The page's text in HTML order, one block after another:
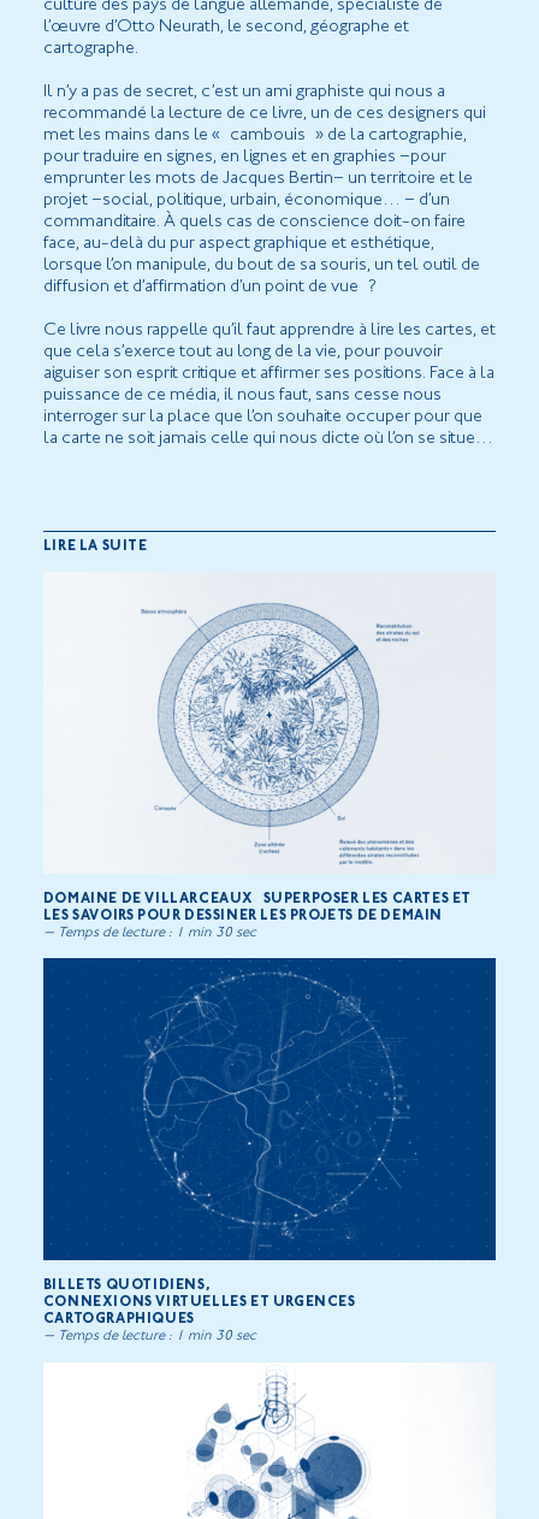
culture des pays de langue allemande, spécialiste de
l’œuvre d’Otto Neurath, le second, géographe et
cartographe.
Il n’y a pas de secret, c’est un ami graphiste qui nous a
recommandé la lecture de ce livre, un de ces designers qui
met les mains dans le « cambouis » de la cartographie,
pour traduire en signes, en lignes et en graphies –pour
emprunter les mots de Jacques Bertin– un territoire et le
projet –social, politique, urbain, économique… – d’un
commanditaire. À quels cas de conscience doit-on faire
face, au-delà du pur aspect graphique et esthétique,
lorsque l’on manipule, du bout de sa souris, un tel outil de
diffusion et d’affirmation d’un point de vue ?
Ce livre nous rappelle qu’il faut apprendre à lire les cartes, et
que cela s’exerce tout au long de la vie, pour pouvoir
aiguiser son esprit critique et affirmer ses positions. Face à la
puissance de ce média, il nous faut, sans cesse nous
interroger sur la place que l’on souhaite occuper pour que
la carte ne soit jamais celle qui nous dicte où l’on se situe…
LIRE LA SUITE
DOMAINE DE VILLARCEAUX SUPERPOSER LES CARTES ET
LES SAVOIRS POUR DESSINER LES PROJETS DE DEMAIN
— Temps de lecture : 1 min 30 sec
BILLETS QUOTIDIENS,
CONNEXIONS VIRTUELLES ET URGENCES
CARTOGRAPHIQUES
— Temps de lecture : 1 min 30 sec